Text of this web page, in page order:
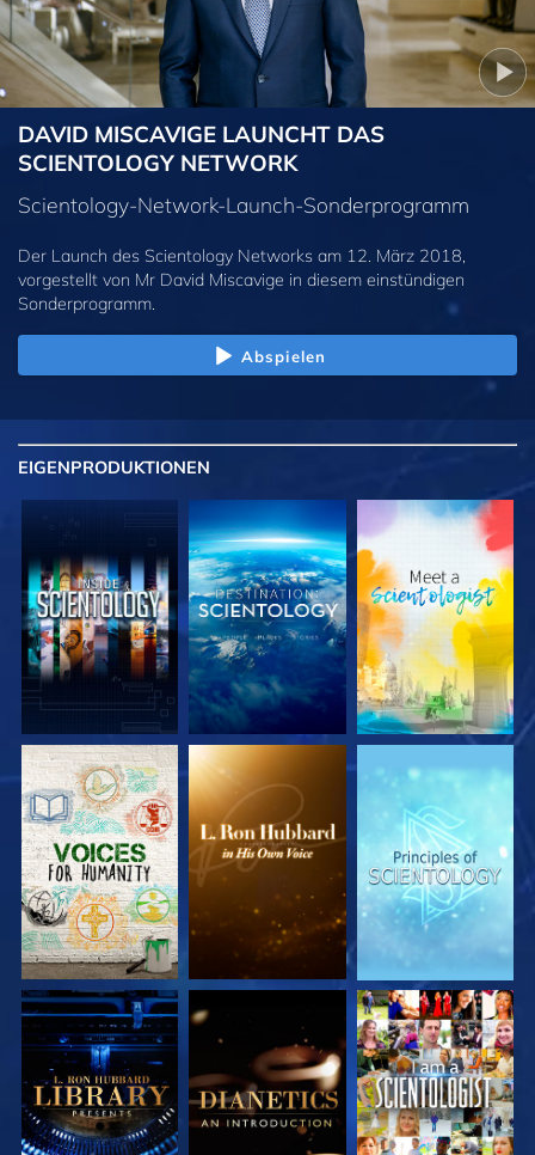
DAVID MISCAVIGE LAUNCHT DAS
SCIENTOLOGY NETWORK
Scientology-Network-Launch-Sonderprogramm
Der Launch des Scientology Networks am 12. März 2018,
vorgestellt von Mr David Miscavige in diesem einstündigen
Sonderprogramm.
Abspielen
EIGENPRODUKTIONEN
SERIE
ENTDECKEN
SERIE
ENTDECKEN
SERIE
ENTDECKEN
SERIE
ENTDECKEN
ENTDECKEN
ANSEHEN